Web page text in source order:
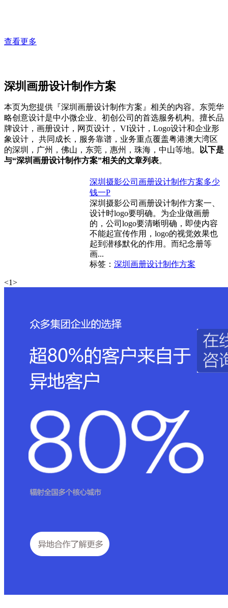
查看更多
深圳画册设计制作方案
本页为您提供『深圳画册设计制作方案』相关的内容。东莞华
略创意设计是中小微企业、初创公司的首选服务机构。擅长品
牌设计，画册设计，网页设计， VI设计，Logo设计和企业形
象设计， 共同成长，服务靠谱，业务重点覆盖粤港澳大湾区
的深圳，广州，佛山，东莞，惠州，珠海，中山等地。
以下是
与“深圳画册设计制作方案”相关的文章列表。
深圳摄影公司画册设计制作方案多少
钱一P
深圳摄影公司画册设计制作方案一、
设计时logo要明确。为企业做画册
的，公司logo要清晰明确，即使内容
不能起宣传作用，logo的视觉效果也
起到潜移默化的作用。而纪念册等
画...
标签： 深圳画册设计制作方案
<1>